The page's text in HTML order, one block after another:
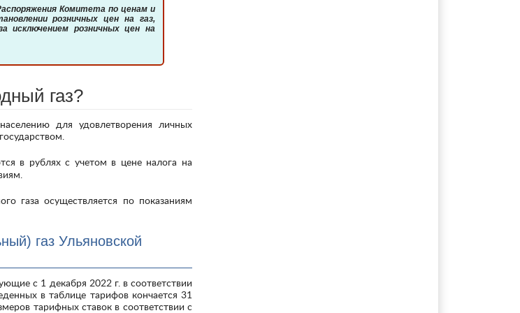
розничных цен на газ,
исключением розничных цен на
газ?
газ Ульяновской
в таблице тарифов кончается 31
тарифных ставок в соответствии с